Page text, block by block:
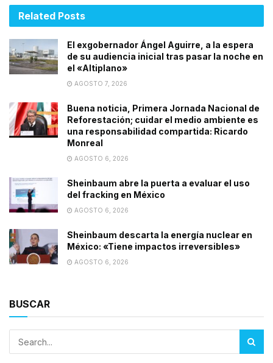
Related Posts
El exgobernador Ángel Aguirre, a la espera
de su audiencia inicial tras pasar la noche en
el «Altiplano»
AGOSTO 7, 2026
Buena noticia, Primera Jornada Nacional de
Reforestación; cuidar el medio ambiente es
una responsabilidad compartida: Ricardo
Monreal
AGOSTO 6, 2026
Sheinbaum abre la puerta a evaluar el uso
del fracking en México
AGOSTO 6, 2026
Sheinbaum descarta la energía nuclear en
México: «Tiene impactos irreversibles»
AGOSTO 6, 2026
BUSCAR